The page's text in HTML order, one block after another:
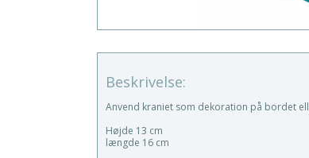
Beskrivelse:
Anvend kraniet som dekoration på bordet
Højde 13 cm
længde 16 cm